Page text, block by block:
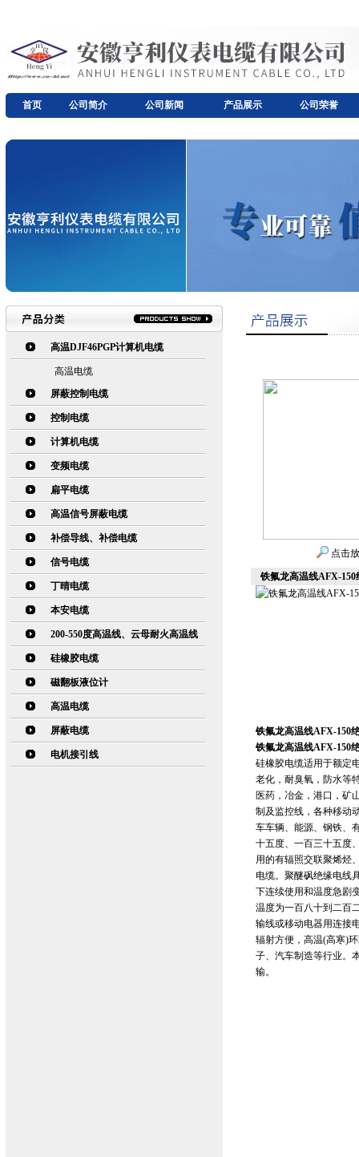
首页 公司简介 公司新闻 产品展示 公司荣誉
高温DJF46PGP计算机电缆
高温电缆
屏蔽控制电缆
控制电缆
计算机电缆
变频电缆
扁平电缆
高温信号屏蔽电缆
补偿导线、补偿电缆
信号电缆
丁晴电缆
本安电缆
200-550度高温线、云母耐火高温线
硅橡胶电缆
磁翻板液位计
高温电缆
屏蔽电缆
电机接引线
点击
铁氟龙高温线AFX-
铁氟龙高温线AFX-150
铁氟龙高温线AFX-150
硅橡胶电缆适用于额定
老化，耐臭氧，防水等
医药，冶金，港口，矿
制及监控线，各种移动
车车辆、能源、钢铁、
十五度、一百三十五度
用的有辐照交联聚烯烃
电缆。聚醚砜绝缘电线
下连续使用和温度急剧
温度为一百八十到二百
输线或移动电器用连接
辐射方便，高温(高寒)
子、汽车制造等行业。
输。